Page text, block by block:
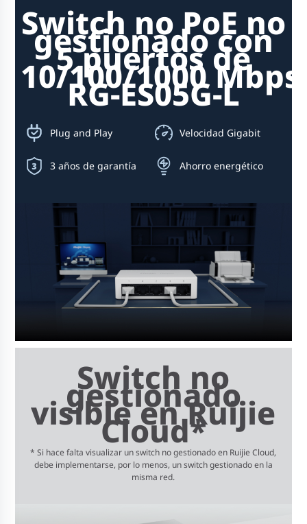
Switch no PoE no
gestionado con
5 puertos de
10/100/1000 Mbps
RG-ES05G-L
Plug and Play Velocidad Gigabit
3 años de garantía Ahorro energético
Switch no
gestionado
visible en Ruijie
Cloud*
* Si hace falta visualizar un switch no gestionado en Ruijie Cloud,
debe implementarse, por lo menos, un switch gestionado en la
misma red.